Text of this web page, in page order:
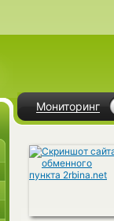
Мониторинг